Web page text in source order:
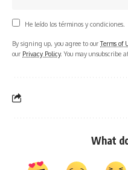
He leído los términos y condiciones.
By signing up, you agree to ourTerms of
our Privacy Policy. You may unsubscribe
What